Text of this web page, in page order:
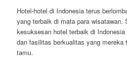
Hotel-hotel di Indonesia terus
yang terbaik di mata para wisatawan.
kesuksesan hotel terbaik di
dan fasilitas berkualitas yang mereka
tamu.